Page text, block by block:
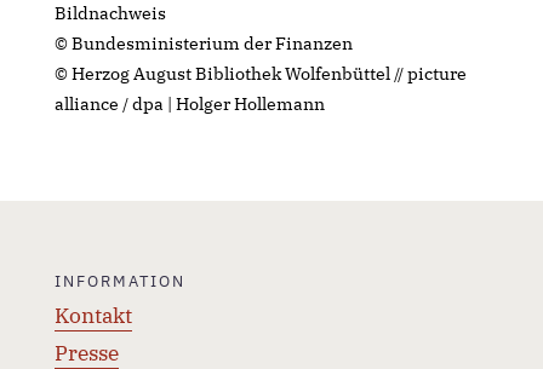
Bildnachweis
© Bundesministerium der Finanzen
© Herzog August Bibliothek Wolfenbüttel // picture
alliance / dpa | Holger Hollemann
INFORMATION
Kontakt
Presse